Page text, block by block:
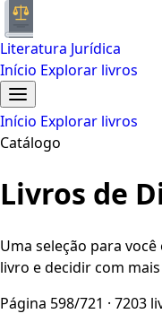
Literatura Jurídica
Início Explorar livros
Início Explorar livros
Catálogo
Livros de
Uma seleção para
livro e decidir com
Página 598/721 · 7203